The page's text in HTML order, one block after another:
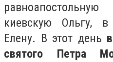
киевскую Ольгу,
Елену. В этот день
святого Петра